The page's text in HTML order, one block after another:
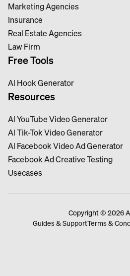
Marketing Agencies
Insurance
Real Estate Agencies
Law Firm
Free Tools
Al Hook Generator
Resources
Al YouTube Video Generator
Al Tik-Tok Video Generator
Al Facebook Video Ad Generator
Facebook Ad Creative Testing
Usecases
Copyright © 2026
Guides & SupportTerms &